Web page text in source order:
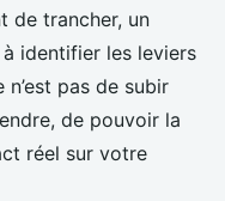
de trancher, un
identifier les leviers
pas de subir
de pouvoir la
réel sur votre